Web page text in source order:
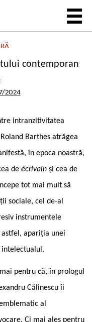
contemporan
2024
intranzitivitatea
Barthes atrăgea
în epoca noastră,
de écrivain și cea de
tot mai mult să
sociale, cel de-al
instrumentele
apariția unei
pentru că, în prologul
Călinescu îi
al
Ci mai ales pentru